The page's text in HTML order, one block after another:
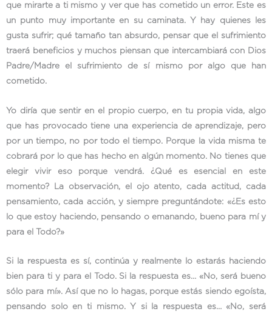
que mirarte a ti mismo y ver que has cometido un error. Este es
un punto muy importante en su caminata. Y hay quienes les
gusta sufrir; qué tamaño tan absurdo, pensar que el sufrimiento
traerá beneficios y muchos piensan que intercambiará con Dios
Padre/Madre el sufrimiento de sí mismo por algo que han
cometido.
Yo diría que sentir en el propio cuerpo, en tu propia vida, algo
que has provocado tiene una experiencia de aprendizaje, pero
por un tiempo, no por todo el tiempo. Porque la vida misma te
cobrará por lo que has hecho en algún momento. No tienes que
elegir vivir eso porque vendrá. ¿Qué es esencial en este
momento? La observación, el ojo atento, cada actitud, cada
pensamiento, cada acción, y siempre preguntándote: «¿Es esto
lo que estoy haciendo, pensando o emanando, bueno para mí y
para el Todo?»
Si la respuesta es sí, continúa y realmente lo estarás haciendo
bien para ti y para el Todo. Si la respuesta es… «No, será bueno
sólo para mí». Así que no lo hagas, porque estás siendo egoísta,
pensando solo en ti mismo. Y si la respuesta es… «No, será